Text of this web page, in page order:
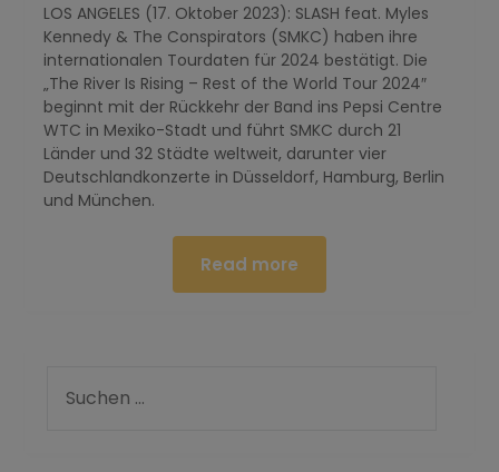
LOS ANGELES (17. Oktober 2023): SLASH feat. Myles
Kennedy & The Conspirators (SMKC) haben ihre
internationalen Tourdaten für 2024 bestätigt. Die
„The River Is Rising – Rest of the World Tour 2024″
beginnt mit der Rückkehr der Band ins Pepsi Centre
WTC in Mexiko-Stadt und führt SMKC durch 21
Länder und 32 Städte weltweit, darunter vier
Deutschlandkonzerte in Düsseldorf, Hamburg, Berlin
und München.
Read more